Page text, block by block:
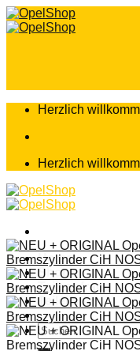
Zum
Inhalt
Herzlich
Herzlich
Home
Shop
Teileanfrage
Teileliste
Suchen
nach: